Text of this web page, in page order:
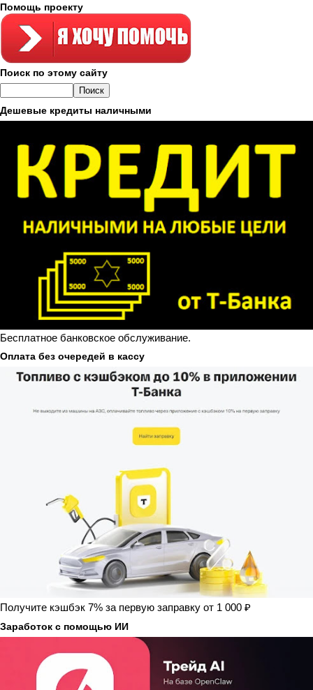
Помощь проекту
Поиск по этому сайту
Дешевые кредиты наличными
Бесплатное банковское обслуживание.
Оплата без очередей в кассу
Получите кэшбэк 7% за первую заправку от 1 000 ₽
Заработок с помощью ИИ